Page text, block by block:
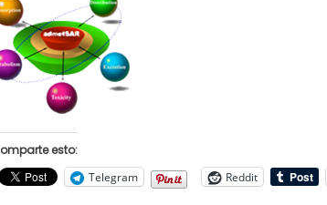
esto:
Telegram
Reddit